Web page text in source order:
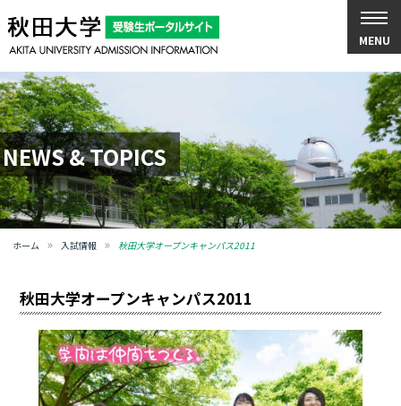
MENU
NEWS & TOPICS
ホーム 入試情報 秋田大学オープンキャンパス2011
秋田大学オープンキャンパス2011